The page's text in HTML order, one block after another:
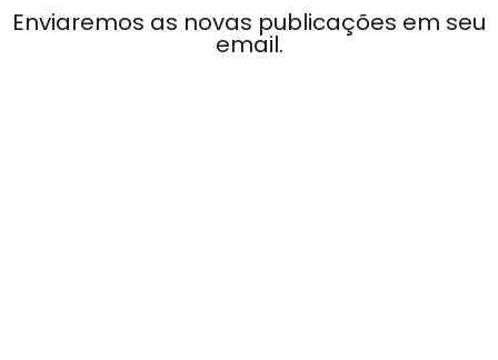
Enviaremos as novas publicações em seu
email.